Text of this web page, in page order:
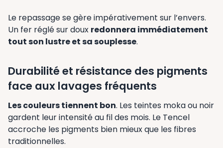
Le repassage se gère impérativement sur l’envers.
Un fer réglé sur doux redonnera immédiatement
tout son lustre et sa souplesse.
Durabilité et résistance des pigments
face aux lavages fréquents
Les couleurs tiennent bon. Les teintes moka ou noir
gardent leur intensité au fil des mois. Le Tencel
accroche les pigments bien mieux que les fibres
traditionnelles.